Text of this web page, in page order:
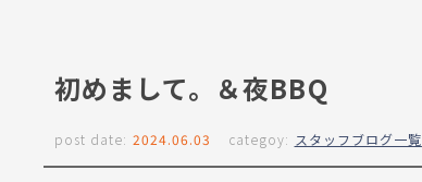
初めまして。＆夜BBQ
post date: 2024.06.03 categoy: スタッフブログ一覧